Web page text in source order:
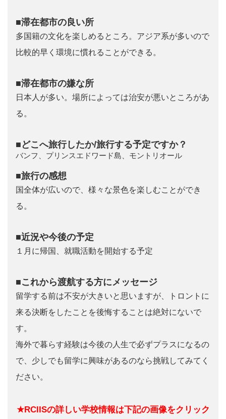
■滞在都市の良い所
多国籍の文化を楽しめるところ。アジア系が多いので
比較的早く環境に慣れることができる。
■滞在都市の嫌な所
日本人が多い。場所によっては治安が悪いところがあ
る。
■どこへ旅行したか/旅行する予定ですか？
バンフ、プリンスエドワード島、モントリオール
■旅行の感想
国全体が広いので、様々な景色を楽しむことができ
る。
■近況や今後の予定
１月に帰国、就職活動を開始する予定
■これから渡航する方にメッセージ
留学する前は不安が大きいと思いますが、トロントに
来る決断をしたことを後悔することは絶対にないで
す。
海外で暮らす経験は今後の人生で必ずプラスになるの
で、少しでも留学に興味があるのなら挑戦してみてく
ださい。
★RCIISの詳しい学校情報は下記の画像をクリック